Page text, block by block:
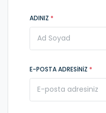
ADINIZ *
E-POSTA ADRESINIZ *